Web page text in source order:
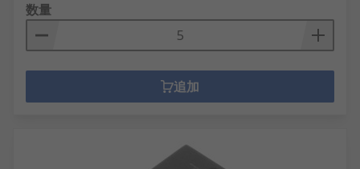
数量
追加